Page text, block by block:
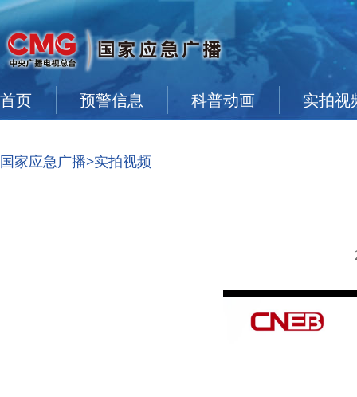
首页 预警信息 科普动画 实拍视
国家应急广播>实拍视频